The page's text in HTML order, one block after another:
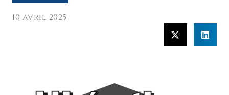
10 avril 2025